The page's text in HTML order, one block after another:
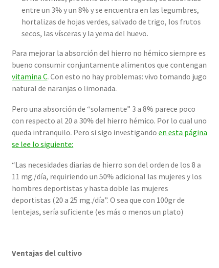
entre un 3% y un 8% y se encuentra en las legumbres,
hortalizas de hojas verdes, salvado de trigo, los frutos
secos, las vísceras y la yema del huevo.
Para mejorar la absorción del hierro no hémico siempre es
bueno consumir conjuntamente alimentos que contengan
vitamina C. Con esto no hay problemas: vivo tomando jugo
natural de naranjas o limonada.
Pero una absorción de “solamente” 3 a 8% parece poco
con respecto al 20 a 30% del hierro hémico. Por lo cual uno
queda intranquilo. Pero si sigo investigando en esta página
se lee lo siguiente:
“Las necesidades diarias de hierro son del orden de los 8 a
11 mg./día, requiriendo un 50% adicional las mujeres y los
hombres deportistas y hasta doble las mujeres
deportistas (20 a 25 mg./día”. O sea que con 100gr de
lentejas, sería suficiente (es más o menos un plato)
Ventajas del cultivo